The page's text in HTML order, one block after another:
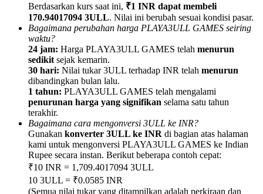
Deposit CASHCAT & Win
Share 500000 CASHCAT prize pool
Exclusive for BitMart Users
Berdasarkan kurs saat ini, ₹1 INR dapat membeli
170.94017094 3ULL. Nilai ini berubah sesuai kondisi pasar.
Bagaimana perubahan harga PLAYA3ULL GAMES seiring
waktu?
24 jam: Harga PLAYA3ULL GAMES telah menurun
sedikit sejak kemarin.
30 hari: Nilai tukar 3ULL terhadap INR telah menurun
dibandingkan bulan lalu.
1 tahun: PLAYA3ULL GAMES telah mengalami
penurunan harga yang signifikan selama satu tahun
terakhir.
Bagaimana cara mengonversi 3ULL ke INR?
Gunakan konverter 3ULL ke INR di bagian atas halaman
kami untuk mengonversi PLAYA3ULL GAMES ke Indian
Rupee secara instan. Berikut beberapa contoh cepat:
₹10 INR = 1,709.4017094 3ULL
10 3ULL = ₹0.0585 INR
(Semua nilai tukar yang ditampilkan adalah perkiraan dan